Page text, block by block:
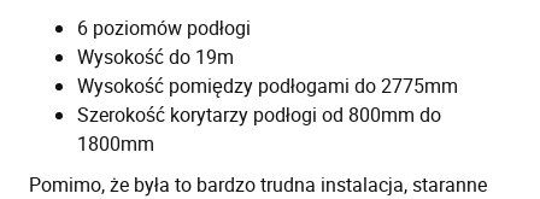
6 poziomów podłogi
Wysokość do 19m
Wysokość pomiędzy podłogami do 2775mm
Szerokość korytarzy podłogi od 800mm do
1800mm
Pomimo, że była to bardzo trudna instalacja, staranne